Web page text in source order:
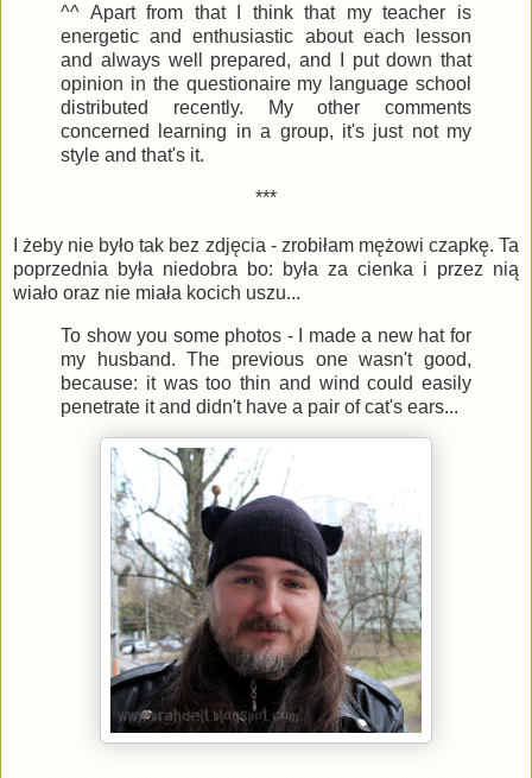
^^ Apart from that I think that my teacher is
energetic and enthusiastic about each lesson
and always well prepared, and I put down that
opinion in the questionaire my language school
distributed recently. My other comments
concerned learning in a group, it's just not my
style and that's it.
***
I żeby nie było tak bez zdjęcia - zrobiłam mężowi czapkę. Ta
poprzednia była niedobra bo: była za cienka i przez nią
wiało oraz nie miała kocich uszu...
To show you some photos - I made a new hat for
my husband. The previous one wasn't good,
because: it was too thin and wind could easily
penetrate it and didn't have a pair of cat's ears...